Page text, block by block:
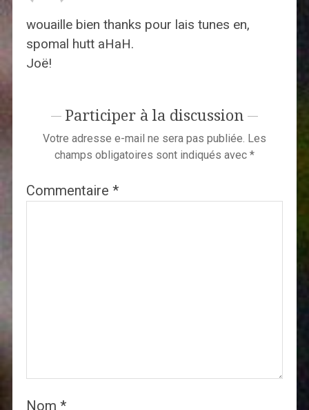
wouaille bien thanks pour lais tunes en,
spomal hutt aHaH.
Joë!
Participer à la discussion
Votre adresse e-mail ne sera pas publiée. Les
champs obligatoires sont indiqués avec *
Commentaire *
Nom *